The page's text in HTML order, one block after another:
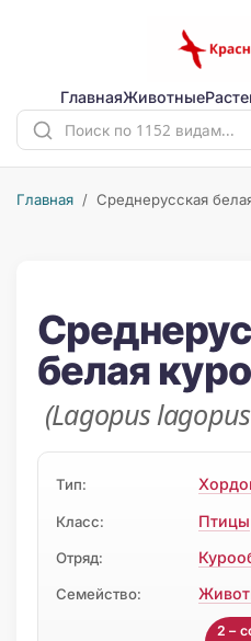
ГлавнаяЖивотные
Главная / Среднерусская
белая
(Lagopus
Тип:
Класс: Птицы
Отряд:
Семейство:
2 –